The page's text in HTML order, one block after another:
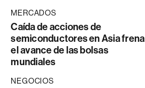
MERCADOS
Caída de acciones de
semiconductores en Asia frena
el avance de las bolsas
mundiales
NEGOCIOS